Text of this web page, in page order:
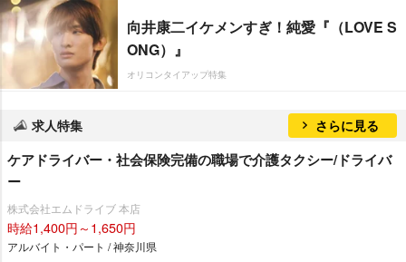
向井康二イケメンすぎ！純愛『（LOVE S
ONG）』
オリコンタイアップ特集
求人特集 さらに見る
ケアドライバー・社会保険完備の職場で介護タクシー/ドライバ
ー
株式会社エムドライブ 本店
時給1,400円～1,650円
アルバイト・パート / 神奈川県